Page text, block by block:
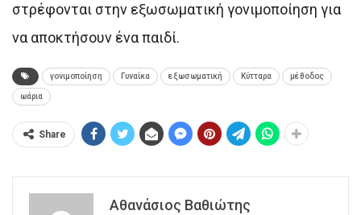
στρέφονται στην εξωσωματική γονιμοποίηση για
να αποκτήσουν ένα παιδί.
γονιμοποίηση Γυναίκα εξωσωματική Κύτταρα μέθοδος
ωάρια
Share
Αθανάσιος Βαθιώτης